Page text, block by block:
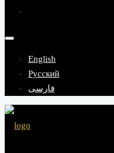
English
Русский
فارسی